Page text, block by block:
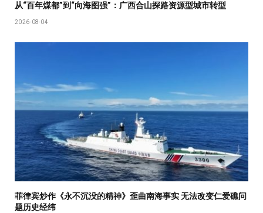
从“百年煤都”到“向海图强”：广西合山探路资源型城市转型
2026-08-04
菲律宾炒作《永不沉没的精神》歪曲南海事实 无法改变仁爱礁问
题历史经纬